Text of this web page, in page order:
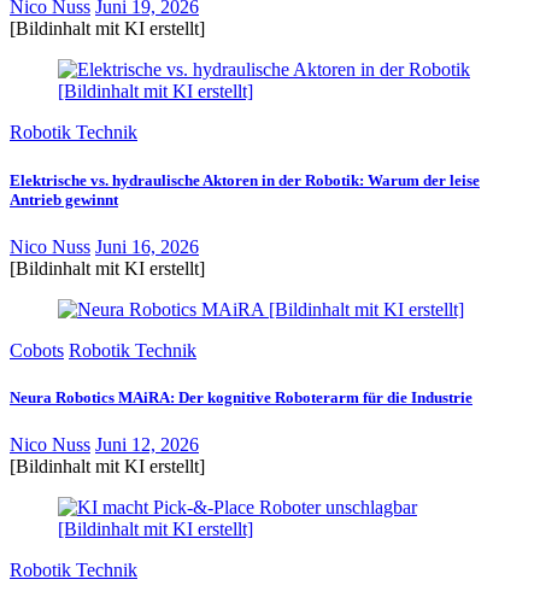
Nico Nuss Juni 19, 2026
[Bildinhalt mit KI erstellt]
Robotik Technik
Elektrische vs. hydraulische Aktoren in der Robotik: Warum der leise
Antrieb gewinnt
Nico Nuss Juni 16, 2026
[Bildinhalt mit KI erstellt]
Cobots Robotik Technik
Neura Robotics MAiRA: Der kognitive Roboterarm für die Industrie
Nico Nuss Juni 12, 2026
[Bildinhalt mit KI erstellt]
Robotik Technik